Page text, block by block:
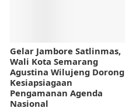
Gelar Jambore Satlinmas,
Wali Kota Semarang
Agustina Wilujeng Dorong
Kesiapsiagaan
Pengamanan Agenda
Nasional